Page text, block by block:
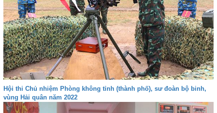
Hội thi Chủ nhiệm Phòng không tỉnh (thành phố), sư đoàn bộ binh,
vùng Hải quân năm 2022